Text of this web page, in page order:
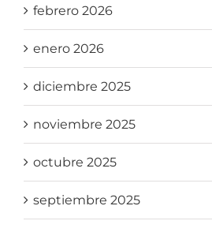
febrero 2026
enero 2026
diciembre 2025
noviembre 2025
octubre 2025
septiembre 2025